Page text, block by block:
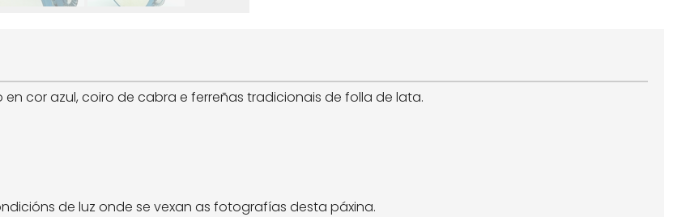
cor azul, coiro de cabra e ferreñas tradicionais de folla de lata.
de luz onde se vexan as fotografías desta páxina.